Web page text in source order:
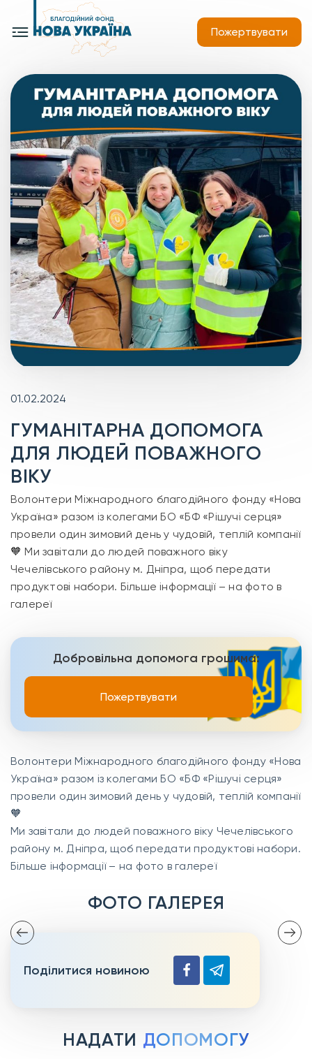
Пожертвувати
01.02.2024
ГУМАНІТАРНА ДОПОМОГА
ДЛЯ ЛЮДЕЙ ПОВАЖНОГО
ВІКУ
Волонтери Міжнародного благодійного фонду «Нова
Україна» разом із колегами БО «БФ «Рішучі серця»
провели один зимовий день у чудовій, теплій компанії
🧡 Ми завітали до людей поважного віку
Чечелівського району м. Дніпра, щоб передати
продуктові набори. Більше інформації – на фото в
галереї
Добровільна допомога грошима:
Пожертвувати
Волонтери Міжнародного благодійного фонду «Нова
Україна» разом із колегами БО «БФ «Рішучі серця»
провели один зимовий день у чудовій, теплій компанії
🧡
Ми завітали до людей поважного віку Чечелівського
району м. Дніпра, щоб передати продуктові набори.
Більше інформації – на фото в галереї
ФОТО ГАЛЕРЕЯ
Поділитися новиною
НАДАТИ ДОПОМОГУ